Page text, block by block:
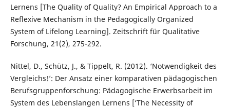
Lernens [The Quality of Quality? An Empirical Approach to a
Reflexive Mechanism in the Pedagogically Organized
System of Lifelong Learning]. Zeitschrift für Qualitative
Forschung, 21(2), 275-292.
Nittel, D., Schütz, J., & Tippelt, R. (2012). ‘Notwendigkeit des
Vergleichs!’: Der Ansatz einer komparativen pädagogischen
Berufsgruppenforschung: Pädagogische Erwerbsarbeit im
System des Lebenslangen Lernens [‘The Necessity of